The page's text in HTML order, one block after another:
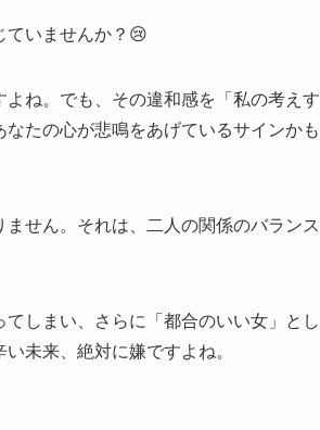
ていませんか？😢
ね。でも、その違和感を「私の考えす
たの心が悲鳴をあげているサインかも
せん。それは、二人の関係のバランス
しまい、さらに「都合のいい女」とし
未来、絶対に嫌ですよね。